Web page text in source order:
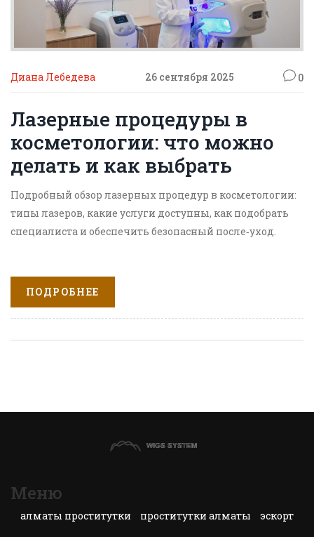
Диана Лебедева 26 сентября 2025 0
Лазерные процедуры в
косметологии: что можно
делать и как выбрать
Подробный обзор лазерных процедур в косметологии:
типы лазеров, какие услуги доступны, как подобрать
специалиста и обеспечить безопасный после‑уход.
ПОДРОБНЕЕ
Меню
алматы проститутки проститутки алматы эскорт